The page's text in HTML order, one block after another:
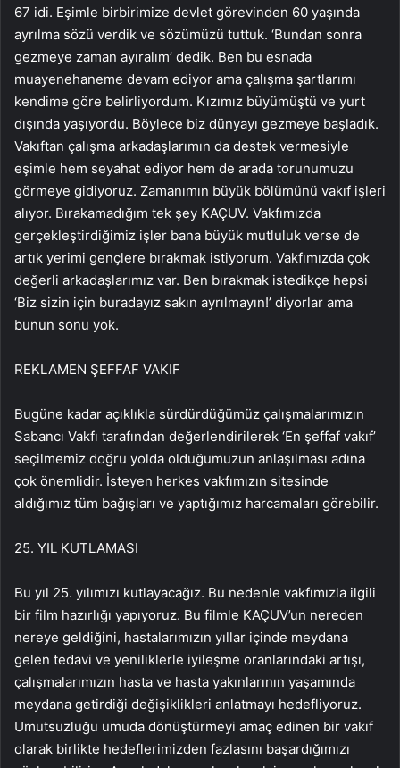
67 idi. Eşimle birbirimize devlet görevinden 60 yaşında
ayrılma sözü verdik ve sözümüzü tuttuk. ‘Bundan sonra
gezmeye zaman ayıralım’ dedik. Ben bu esnada
muayenehaneme devam ediyor ama çalışma şartlarımı
kendime göre belirliyordum. Kızımız büyümüştü ve yurt
dışında yaşıyordu. Böylece biz dünyayı gezmeye başladık.
Vakıftan çalışma arkadaşlarımın da destek vermesiyle
eşimle hem seyahat ediyor hem de arada torunumuzu
görmeye gidiyoruz. Zamanımın büyük bölümünü vakıf işleri
alıyor. Bırakamadığım tek şey KAÇUV. Vakfımızda
gerçekleştirdiğimiz işler bana büyük mutluluk verse de
artık yerimi gençlere bırakmak istiyorum. Vakfımızda çok
değerli arkadaşlarımız var. Ben bırakmak istedikçe hepsi
‘Biz sizin için buradayız sakın ayrılmayın!’ diyorlar ama
bunun sonu yok.
REKLAMEN ŞEFFAF VAKIF
Bugüne kadar açıklıkla sürdürdüğümüz çalışmalarımızın
Sabancı Vakfı tarafından değerlendirilerek ‘En şeffaf vakıf’
seçilmemiz doğru yolda olduğumuzun anlaşılması adına
çok önemlidir. İsteyen herkes vakfımızın sitesinde
aldığımız tüm bağışları ve yaptığımız harcamaları görebilir.
25. YIL KUTLAMASI
Bu yıl 25. yılımızı kutlayacağız. Bu nedenle vakfımızla ilgili
bir film hazırlığı yapıyoruz. Bu filmle KAÇUV’un nereden
nereye geldiğini, hastalarımızın yıllar içinde meydana
gelen tedavi ve yeniliklerle iyileşme oranlarındaki artışı,
çalışmalarımızın hasta ve hasta yakınlarının yaşamında
meydana getirdiği değişiklikleri anlatmayı hedefliyoruz.
Umutsuzluğu umuda dönüştürmeyi amaç edinen bir vakıf
olarak birlikte hedeflerimizden fazlasını başardığımızı